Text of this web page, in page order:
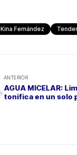
Kina Fernández
ANTERIOR
AGUA MICELAR:
tonifica en un solo